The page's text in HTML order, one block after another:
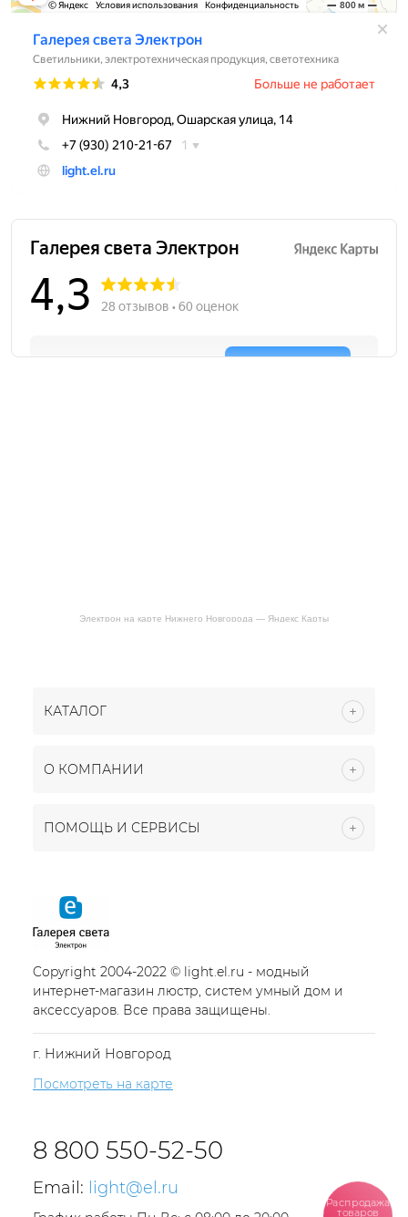
Электрон на карте Нижнего Новгорода — Яндекс Карты
КАТАЛОГ
О КОМПАНИИ
ПОМОЩЬ И СЕРВИСЫ
Copyright 2004-2022 © light.el.ru - модный
интернет-магазин люстр, систем умный дом и
аксессуаров. Все права защищены.
г. Нижний Новгород
Посмотреть на карте
8 800 550-52-50
Email: light@el.ru
Распродажа
товаров